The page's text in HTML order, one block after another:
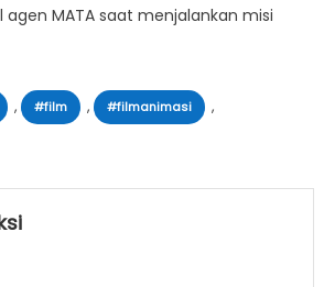
MATA saat menjalankan misi
, #film , #filmanimasi ,